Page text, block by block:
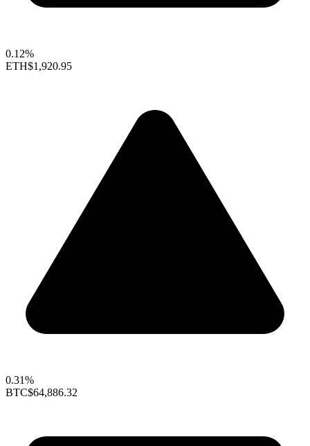
0.12%
ETH$1,920.95
0.31%
BTC$64,886.32